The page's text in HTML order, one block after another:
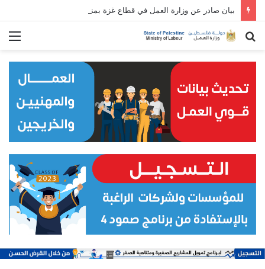
بحث